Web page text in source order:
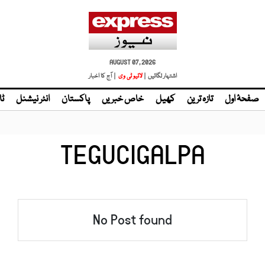
AUGUST 07, 2026
اشتہار لگائیں | لائیو ٹی وی | آج کا اخبار
صفحۂ اول تازہ ترین کھیل خاص خبریں پاکستان انٹر نیشنل
TEGUCIGALPA
No Post found